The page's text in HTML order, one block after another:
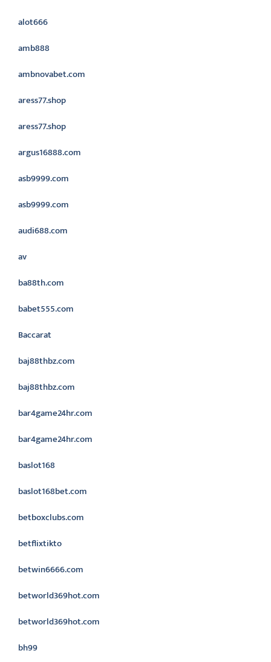
alot666
amb888
ambnovabet.com
aress77.shop
aress77.shop
argus16888.com
asb9999.com
asb9999.com
audi688.com
av
ba88th.com
babet555.com
Baccarat
baj88thbz.com
baj88thbz.com
bar4game24hr.com
bar4game24hr.com
baslot168
baslot168bet.com
betboxclubs.com
betflixtikto
betwin6666.com
betworld369hot.com
betworld369hot.com
bh99